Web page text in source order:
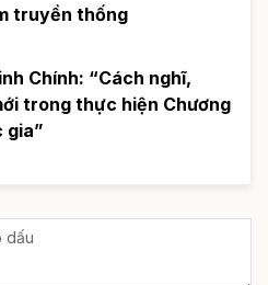
truyền thống
Chính: “Cách nghĩ,
trong thực hiện Chương
gia”